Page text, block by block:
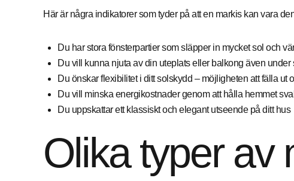
Här är några indikatorer som tyder på att en markis kan vara
Du har stora fönsterpartier som släpper in mycket sol och
Du vill kunna njuta av din uteplats eller balkong även under
Du önskar flexibilitet i ditt solskydd – möjligheten att fälla ut
Du vill minska energikostnader genom att hålla hemmet
Du uppskattar ett klassiskt och elegant utseende på ditt hus
Olika typer av